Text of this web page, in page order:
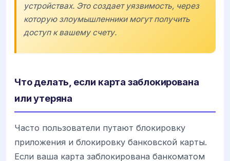
устройствах. Это создает уязвимость, через
которую злоумышленники могут получить
доступ к вашему счету.
Что делать, если карта заблокирована
или утеряна
Часто пользователи путают блокировку
приложения и блокировку банковской карты.
Если ваша карта заблокирована банкоматом